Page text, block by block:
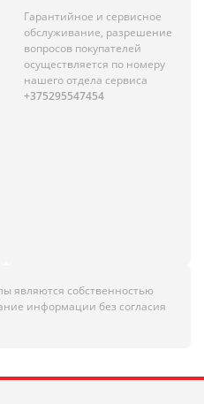
Гарантийное и сервисное
обслуживание, разрешение
вопросов покупателей
осуществляется по номеру
нашего отдела сервиса
+375295547454
являются собственностью
информации без согласия